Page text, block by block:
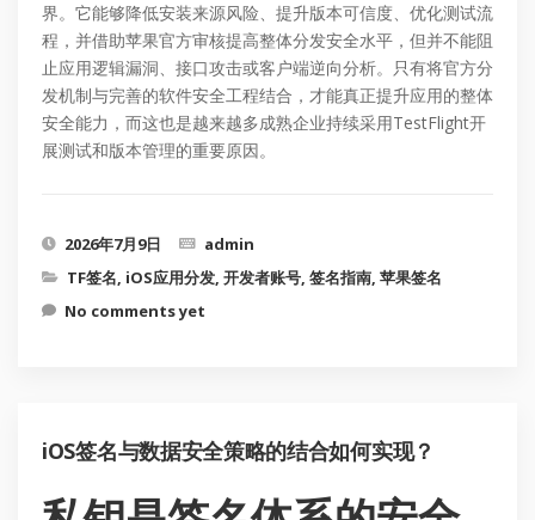
界。它能够降低安装来源风险、提升版本可信度、优化测试流
程，并借助苹果官方审核提高整体分发安全水平，但并不能阻
止应用逻辑漏洞、接口攻击或客户端逆向分析。只有将官方分
发机制与完善的软件安全工程结合，才能真正提升应用的整体
安全能力，而这也是越来越多成熟企业持续采用TestFlight开
展测试和版本管理的重要原因。
2026年7月9日
admin
TF签名, iOS应用分发, 开发者账号, 签名指南, 苹果签名
No comments yet
iOS签名与数据安全策略的结合如何实现？